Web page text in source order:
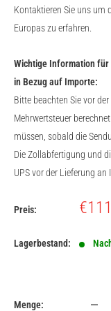
Kontaktieren Sie uns um
Europas zu erfahren.
Wichtige Information für
in Bezug auf Importe:
Bitte beachten Sie vor
Mehrwertsteuer
müssen, sobald die
Die Zollabfertigung und
UPS vor der Lieferung
Preis:
Lagerbestand:
Menge: